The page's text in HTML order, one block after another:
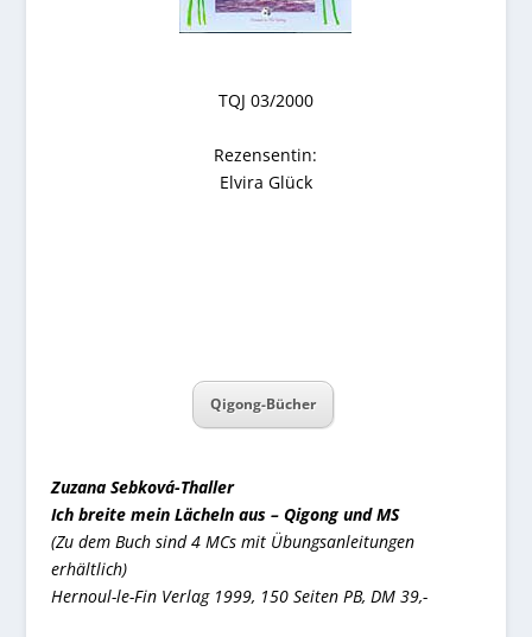
TQJ 03/2000
Rezensentin:
Elvira Glück
Qigong-Bücher
Zuzana Sebková-Thaller
Ich breite mein Lächeln aus – Qigong und MS
(Zu dem Buch sind 4 MCs mit Übungsanleitungen
erhältlich)
Hernoul-le-Fin Verlag 1999, 150 Seiten PB, DM 39,-